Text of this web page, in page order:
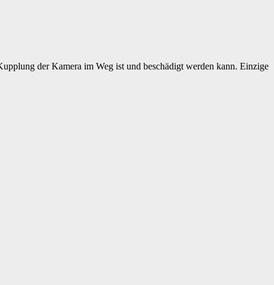
der Kamera im Weg ist und beschädigt werden kann. Einzige